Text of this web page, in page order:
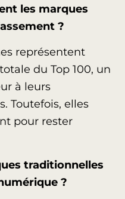
les marques
?
représentent
du Top 100, un
à leurs
Toutefois, elles
pour rester
traditionnelles
?